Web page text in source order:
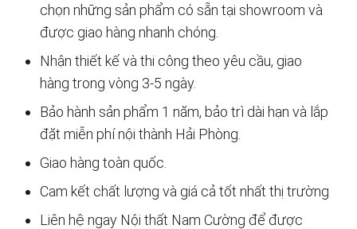
chọn những sản phẩm có sẵn tại showroom và
được giao hàng nhanh chóng.
Nhận thiết kế và thi công theo yêu cầu, giao
hàng trong vòng 3-5 ngày.
Bảo hành sản phẩm 1 năm, bảo trì dài hạn và lắp
đặt miễn phí nội thành Hải Phòng.
Giao hàng toàn quốc.
Cam kết chất lượng và giá cả tốt nhất thị trường
Liên hệ ngay Nội thất Nam Cường để được